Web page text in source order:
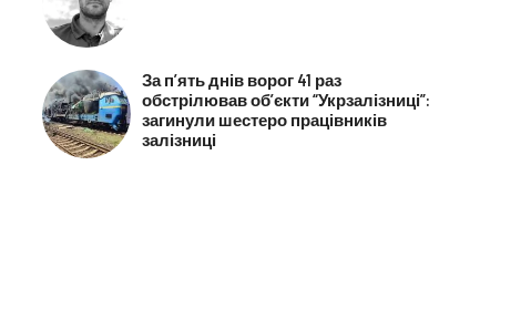
За п’ять днів ворог 41 раз
обстрілював об’єкти “Укрзалізниці”:
загинули шестеро працівників
залізниці